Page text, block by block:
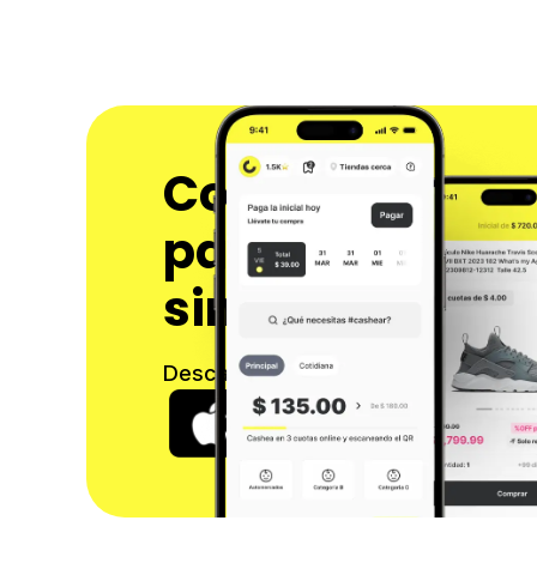
Compra ahora
paga después
sin interés
Descarga nuestra app y comienza a